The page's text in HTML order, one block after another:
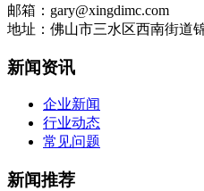
邮箱：gary@xingdimc.com
地址：佛山市三水区西南街道
新闻资讯
企业新闻
行业动态
常见问题
新闻推荐